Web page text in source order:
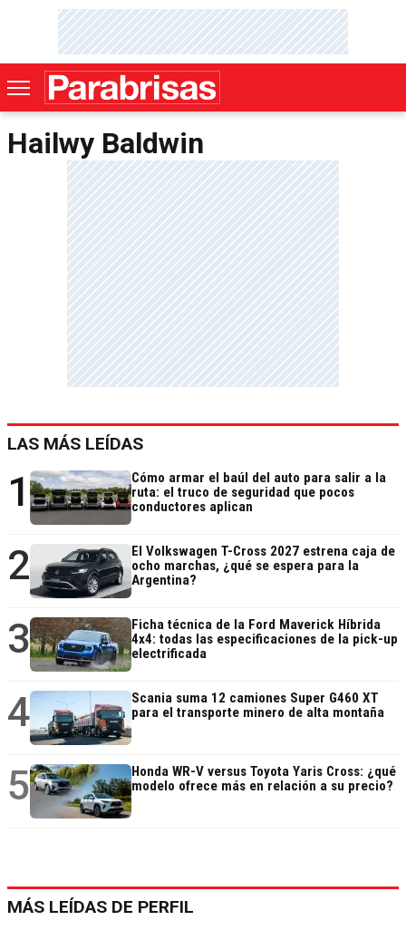
Hailwy Baldwin
LAS MÁS LEÍDAS
1
Cómo armar el baúl del auto para salir a la
ruta: el truco de seguridad que pocos
conductores aplican
2
El Volkswagen T-Cross 2027 estrena caja de
ocho marchas, ¿qué se espera para la
Argentina?
3
Ficha técnica de la Ford Maverick Híbrida
4x4: todas las especificaciones de la pick-up
electrificada
4
Scania suma 12 camiones Super G460 XT
para el transporte minero de alta montaña
5
Honda WR-V versus Toyota Yaris Cross: ¿qué
modelo ofrece más en relación a su precio?
MÁS LEÍDAS DE PERFIL